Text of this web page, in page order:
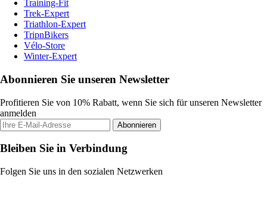
Training-Fit
Trek-Expert
Triathlon-Expert
TripnBikers
Vélo-Store
Winter-Expert
Abonnieren Sie unseren Newsletter
Profitieren Sie von 10% Rabatt, wenn Sie sich für unseren Newsletter
anmelden
Abonnieren
Bleiben Sie in Verbindung
Folgen Sie uns in den sozialen Netzwerken